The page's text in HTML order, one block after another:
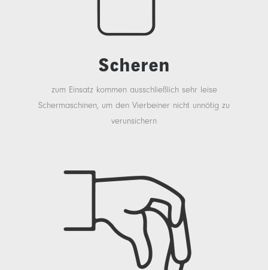
Scheren
zum Einsatz kommen ausschließlich sehr leise
Schermaschinen, um den Vierbeiner nicht unnötig zu
verunsichern